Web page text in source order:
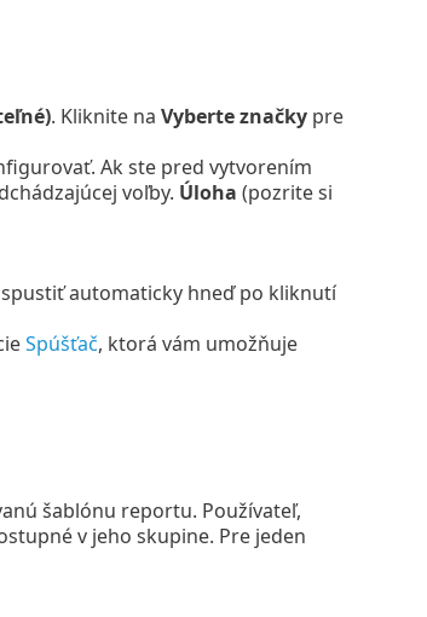
. Kliknite na Vyberte značkypre
Ak ste pred vytvorením
voľby. Úloha (pozrite si
automaticky hneď po kliknutí
Spúšťač, ktorá vám umožňuje
šablónu reportu. Používateľ,
v jeho skupine. Pre jeden